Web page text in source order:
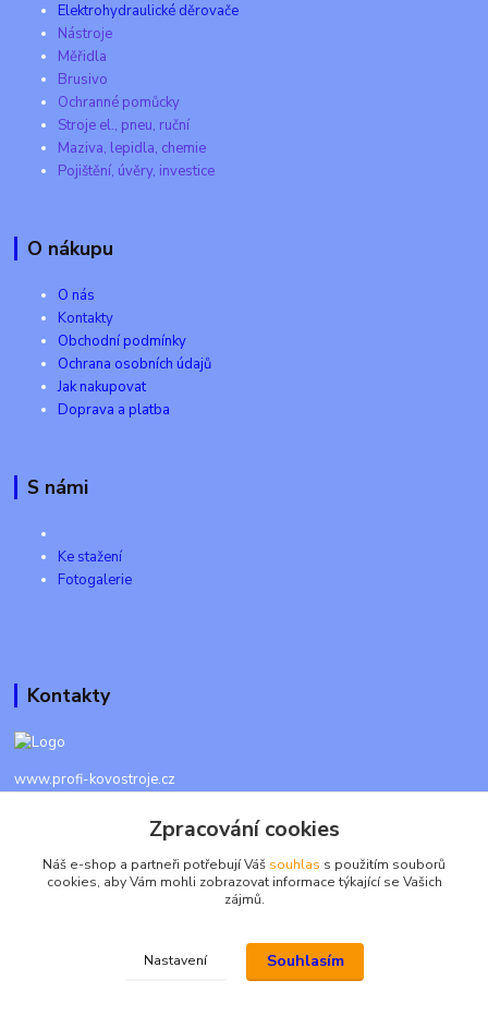
Elektrohydraulické děrovače
Nástroje
Měřidla
Brusivo
Ochranné pomůcky
Stroje el., pneu, ruční
Maziva, lepidla, chemie
Pojištění, úvěry, investice
O nákupu
O nás
Kontakty
Obchodní podmínky
Ochrana osobních údajů
Jak nakupovat
Doprava a platba
S námi
Ke stažení
Fotogalerie
Kontakty
www.profi-kovostroje.cz
+420 605 017 866
Každý den 8 - 20 hod - SMS kdykoliv
Zpracování cookies
Náš e-shop a partneři potřebují Váš souhlas s použitím souborů
cookies, aby Vám mohli zobrazovat informace týkající se Vašich
zájmů.
Nastavení Souhlasím